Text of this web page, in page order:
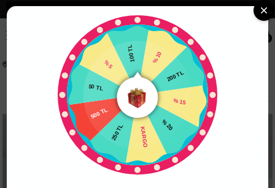
❯
0
KADIN ALT GİYİM PANTOLON
Pens Detaylı Kadın Kumaş Pantolon Siyah
100 TL
% 10
200 TL
% 15
% 20
KARGO
250 TL
500 TL
50 TL
% 5